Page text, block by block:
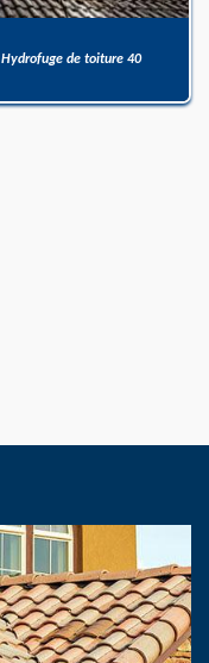
Hydrofuge de toiture 40